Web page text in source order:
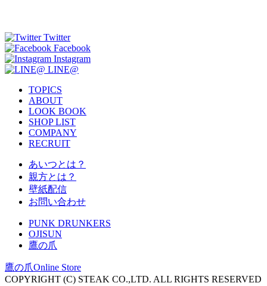
Twitter
Facebook
Instagram
LINE@
TOPICS
ABOUT
LOOK BOOK
SHOP LIST
COMPANY
RECRUIT
あいつとは？
親方とは？
壁紙配信
お問い合わせ
PUNK DRUNKERS
OJISUN
鷹の爪
鷹の爪Online Store
COPYRIGHT (C) STEAK CO.,LTD. ALL RIGHTS RESERVED